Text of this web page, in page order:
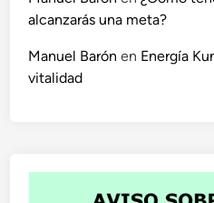
alcanzarás una meta?
Manuel Barón en Energía
vitalidad